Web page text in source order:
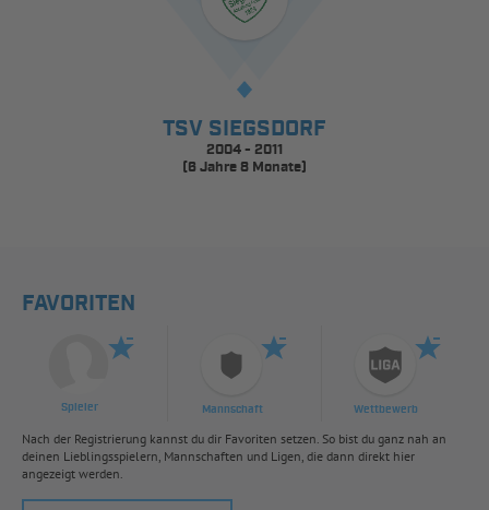
TSV SIEGSDORF
2004 - 2011
(6 Jahre 8 Monate)
FAVORITEN
Spieler Mannschaft Wettbewerb
Nach der Registrierung kannst du dir Favoriten setzen. So bist du ganz nah an
deinen Lieblingsspielern, Mannschaften und Ligen, die dann direkt hier
angezeigt werden.